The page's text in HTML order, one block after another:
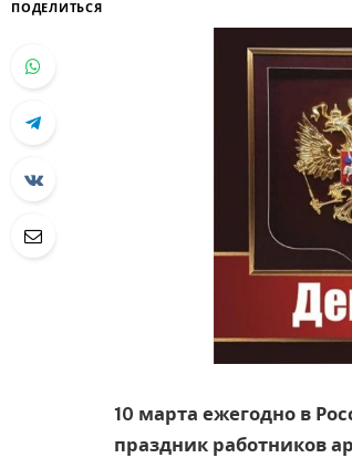
ПОДЕЛИТЬСЯ
10 марта ежегодно в
праздник работников